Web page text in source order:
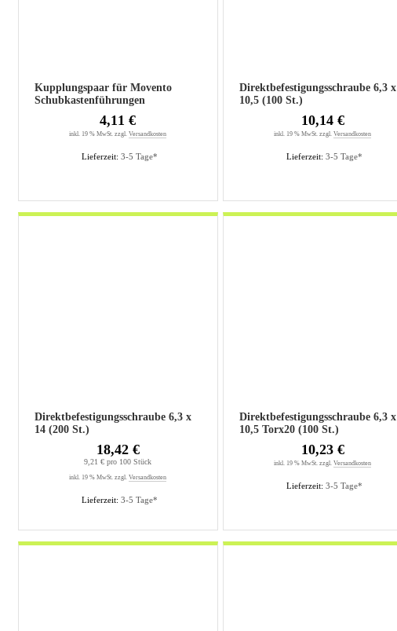
Kupplungspaar für Movento
Schubkastenführungen
Lieferzeit:3-5 Tage*
4,11 €
inkl. 19 % MwSt. zzgl.Versandkosten
Direktbefestigungsschraube 6,3 x
10,5 (100 St.)
Lieferzeit:3-5 Tage*
10,14 €
inkl. 19 % MwSt. zzgl.Versandkosten
Direktbefestigungsschraube 6,3 x
14 (200 St.)
Lieferzeit:3-5 Tage*
18,42 €
9,21 € pro 100 Stück
inkl. 19 % MwSt. zzgl.Versandkosten
Direktbefestigungsschraube 6,3 x
10,5 Torx20 (100 St.)
Lieferzeit:3-5 Tage*
10,23 €
inkl. 19 % MwSt. zzgl.Versandkosten